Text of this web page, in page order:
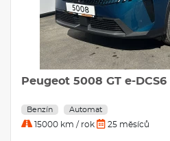
Peugeot 5008 GT e-
Benzín Automat
15000 km / rok 25 měsíců